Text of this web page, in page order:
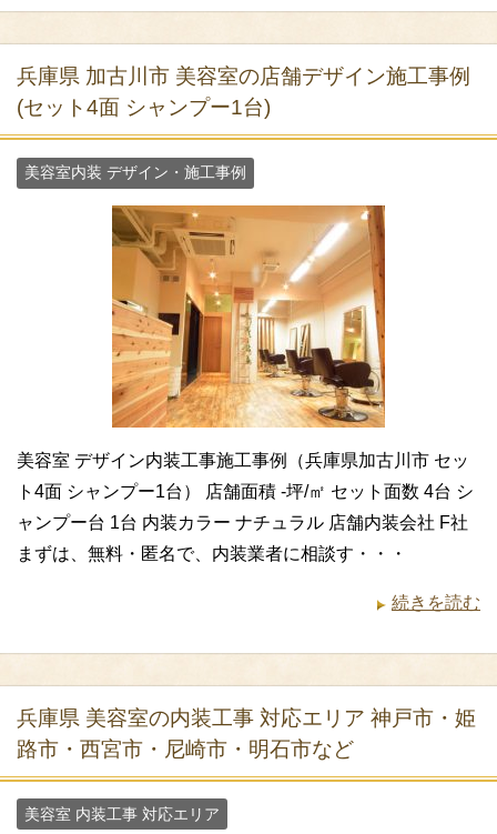
兵庫県 加古川市 美容室の店舗デザイン施工事例
(セット4面 シャンプー1台)
美容室内装 デザイン・施工事例
美容室 デザイン内装工事施工事例（兵庫県加古川市 セッ
ト4面 シャンプー1台） 店舗面積 -坪/㎡ セット面数 4台 シ
ャンプー台 1台 内装カラー ナチュラル 店舗内装会社 F社
まずは、無料・匿名で、内装業者に相談す・・・
続きを読む
兵庫県 美容室の内装工事 対応エリア 神戸市・姫
路市・西宮市・尼崎市・明石市など
美容室 内装工事 対応エリア